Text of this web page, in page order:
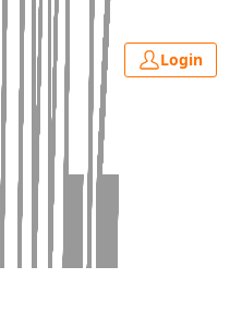
Login